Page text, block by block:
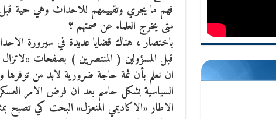
فهم ما يجري وتقييمهم للاحداث وهي حية
متى يخرج العلماء عن صمتهم ؟
باختصار ، هناك قضايا عديدة في سيرورة
قبل المسؤولين ( المنتصرين ) بصفحات
ان نعلم بأن ثمة حاجة ضرورية لابد من
السياسية بشكل حاسم بعد ان فرض الامر
الاطار «الاكاديمي المنعزل» البحت كي تصبح